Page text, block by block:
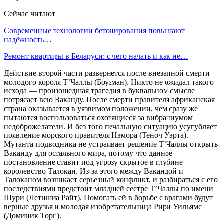
Сейчас читают
Современные технологии бетонирования повышают
надёжность…
Ремонт квартиры в Беларуси: с чего начать и как не…
Действие второй части развернется после внезапной смерти
молодого короля Т’Чаллы (Боузман). Никто не ожидал такого
исхода — произошедшая трагедия в буквальном смысле
потрясает всю Ваканду. После смерти правителя африканская
страна оказывается в уязвимом положении, чем сразу же
пытаются воспользоваться охотящиеся за вибраниумом
недоброжелатели. И без того печальную ситуацию усугубляет
появление морского правителя Нэмора (Теноч Уэрта).
Мутанта-подводника не устраивает решение Т’Чаллы открыть
Ваканду для остального мира, потому что данное
постановление ставит под угрозу скрытое в глубине
королевство Талокан. Из-за этого между Вакандой и
Талоканом возникает серьезный конфликт, и разбираться с его
последствиями предстоит младшей сестре Т’Чаллы по имени
Шури (Летишиа Райт). Помогать ей в борьбе с врагами будут
верные друзья и молодая изобретательница Рири Уильямс
(Доминик Торн).